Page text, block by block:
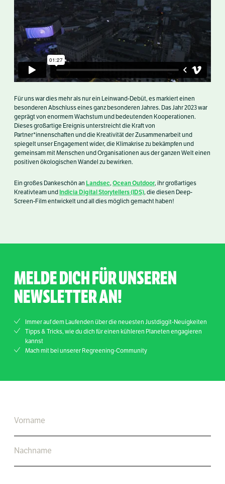
Für uns war dies mehr als nur ein Leinwand-Debüt, es markiert einen
besonderen Abschluss eines ganz besonderen Jahres. Das Jahr 2023 war
geprägt von enormem Wachstum und bedeutenden Kooperationen.
Dieses großartige Ereignis unterstreicht die Kraft von
Partner*innenschaften und die Kreativität der Zusammenarbeit und
spiegelt unser Engagement wider, die Klimakrise zu bekämpfen und
gemeinsam mit Menschen und Organisationen aus der ganzen Welt einen
positiven ökologischen Wandel zu bewirken.
Ein großes Dankeschön an Landsec, Ocean Outdoor, ihr großartiges
Kreativteam und Indicia Digital Storytellers (IDS), die diesen Deep-
Screen-Film entwickelt und all dies möglich gemacht haben!
MELDE DICH FÜR UNSEREN
NEWSLETTER AN!
Immer auf dem Laufenden über die neuesten Justdiggit-Neuigkeiten
Tipps & Tricks, wie du dich für einen kühleren Planeten engagieren
kannst
Mach mit bei unserer Regreening-Community